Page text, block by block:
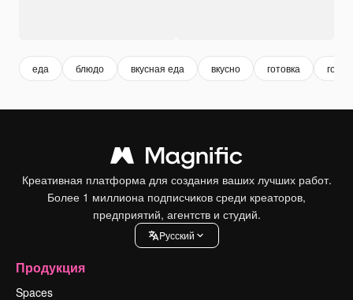
еда блюдо вкусная еда вкусно готовка
Креативная платформа для создания ваших лучших работ.
Более 1 миллиона подписчиков среди креаторов,
предприятий, агентств и студий.
Pусский
Продукция
Spaces